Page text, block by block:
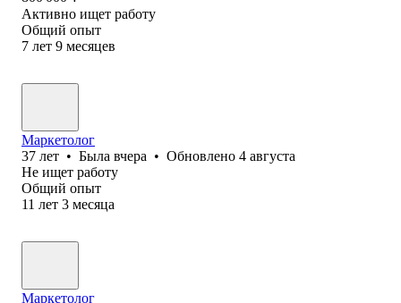
Активно ищет работу
Общий опыт
7 лет 9 месяцев
Маркетолог
37 лет • Была вчера • Обновлено 4 августа
Не ищет работу
Общий опыт
11 лет 3 месяца
Маркетолог